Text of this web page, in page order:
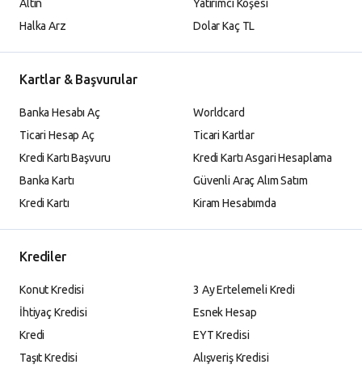
Altın
Halka Arz
Yatırımcı Köşesi
Dolar Kaç TL
Kartlar & Başvurular
Banka Hesabı Aç
Ticari Hesap Aç
Kredi Kartı Başvuru
Banka Kartı
Kredi Kartı
Worldcard
Ticari Kartlar
Kredi Kartı Asgari Hesaplama
Güvenli Araç Alım Satım
Kiram Hesabımda
Krediler
Konut Kredisi
İhtiyaç Kredisi
Kredi
Taşıt Kredisi
3 Ay Ertelemeli Kredi
Esnek Hesap
EYT Kredisi
Alışveriş Kredisi